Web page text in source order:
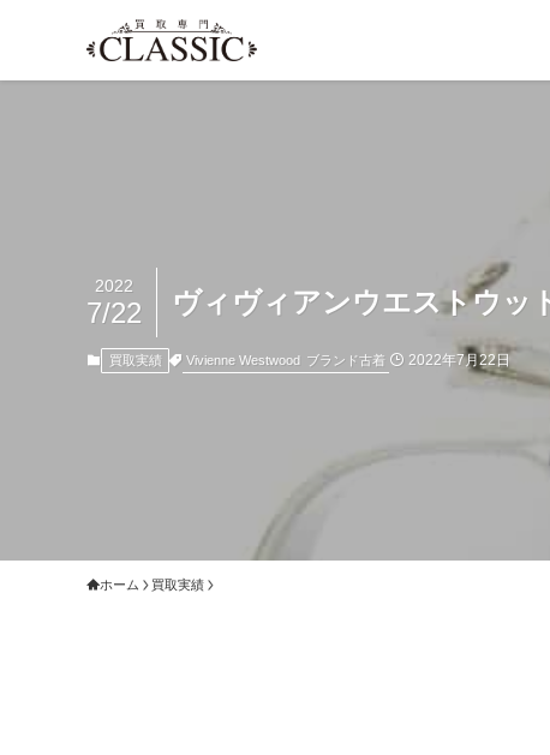
ヴィヴィアンウエストウッ
2022
7/22
買取実績 Vivienne Westwood ブランド古着 2022年7月22日
ホーム 買取実績